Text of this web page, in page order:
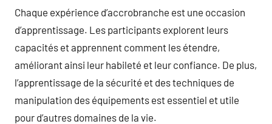
Chaque expérience d’accrobranche est une occasion
d’apprentissage. Les participants explorent leurs
capacités et apprennent comment les étendre,
améliorant ainsi leur habileté et leur confiance. De plus,
l’apprentissage de la sécurité et des techniques de
manipulation des équipements est essentiel et utile
pour d’autres domaines de la vie.